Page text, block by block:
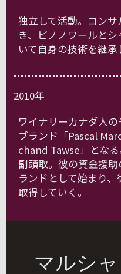
独立して活動。コン
き、ピノノワールと
いて自身の技術を継承
2010年
ワイナリーカナダ人
ブランド「Pascal
chand Tawse」とな
副頭取。彼の資金援
ランドとして始まり
取得していく。
マルシ